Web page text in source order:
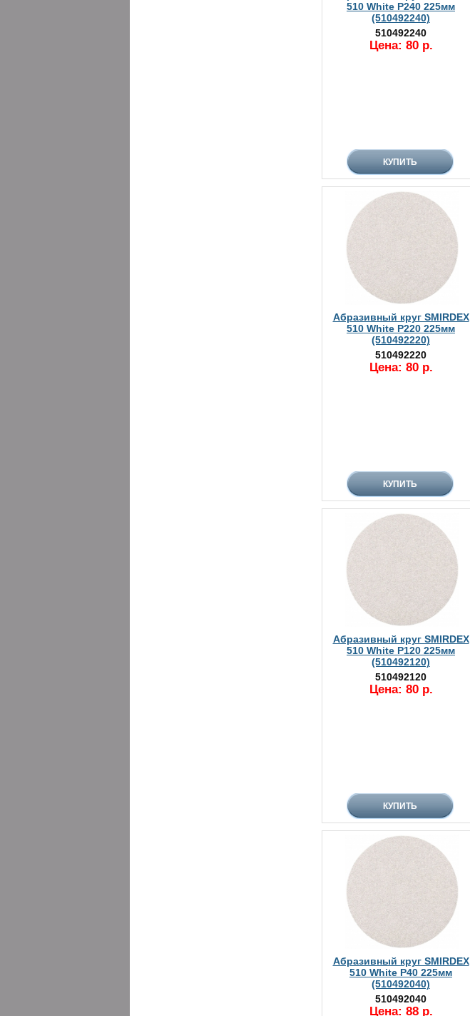
510 White P240 225мм
(510492240)
510492240
Цена: 80 р.
Абразивный круг SMIRDEX
510 White P220 225мм
(510492220)
510492220
Цена: 80 р.
Абразивный круг SMIRDEX
510 White P120 225мм
(510492120)
510492120
Цена: 80 р.
Абразивный круг SMIRDEX
510 White P40 225мм
(510492040)
510492040
Цена: 88 р.